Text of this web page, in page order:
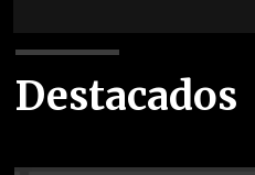
Destacados